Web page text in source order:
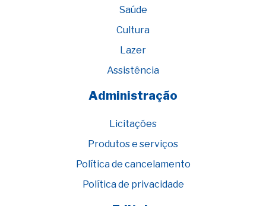
Saúde
Cultura
Lazer
Assistência
Administração
Licitações
Produtos e serviços
Política de cancelamento
Política de privacidade